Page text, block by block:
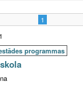
1
programmas